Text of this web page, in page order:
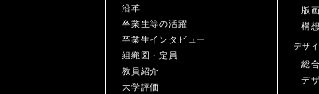
沿革
卒業生等の活躍
卒業生インタビュー
組織図・定員
教員紹介
大学評価
版
構
デザ
総
デ